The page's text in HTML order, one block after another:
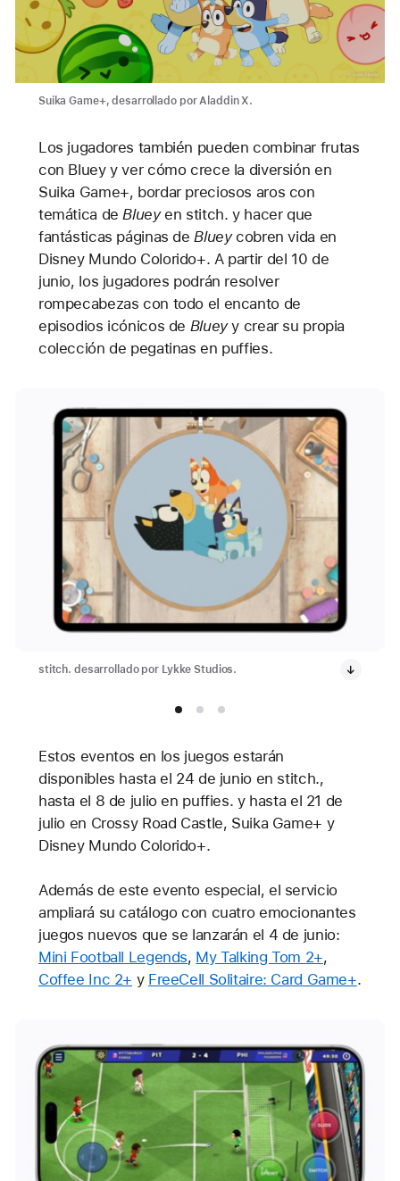
Suika Game+, desarrollado por Aladdin X.
Los jugadores también pueden combinar frutas
con Bluey y ver cómo crece la diversión en
Suika Game+, bordar preciosos aros con
temática deBlueyen stitch. y hacer que
fantásticas páginas deBlueycobren vida en
Disney Mundo Colorido+. A partir del 10 de
junio, los jugadores podrán resolver
rompecabezas con todo el encanto de
episodios icónicos de Blueyy crear su propia
colección de pegatinas en puffies.
stitch. desarrollado por Lykke Studios.
Estos eventos en los juegos estarán
disponibles hasta el 24 de junio en stitch.,
hasta el 8 de julio en puffies. y hasta el 21 de
julio en Crossy Road Castle, Suika Game+ y
Disney Mundo Colorido+.
Además de este evento especial, el servicio
ampliará su catálogo con cuatro emocionantes
juegos nuevos que se lanzarán el 4 de junio:
Mini Football Legends, My Talking Tom 2+,
Coffee Inc 2+ y FreeCell Solitaire: Card Game+.